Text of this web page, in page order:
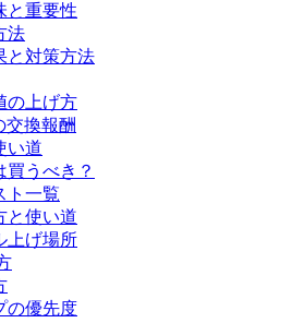
と重要性
法
と対策方法
の上げ方
交換報酬
い道
買うべき？
ト一覧
と使い道
上げ場所
の優先度